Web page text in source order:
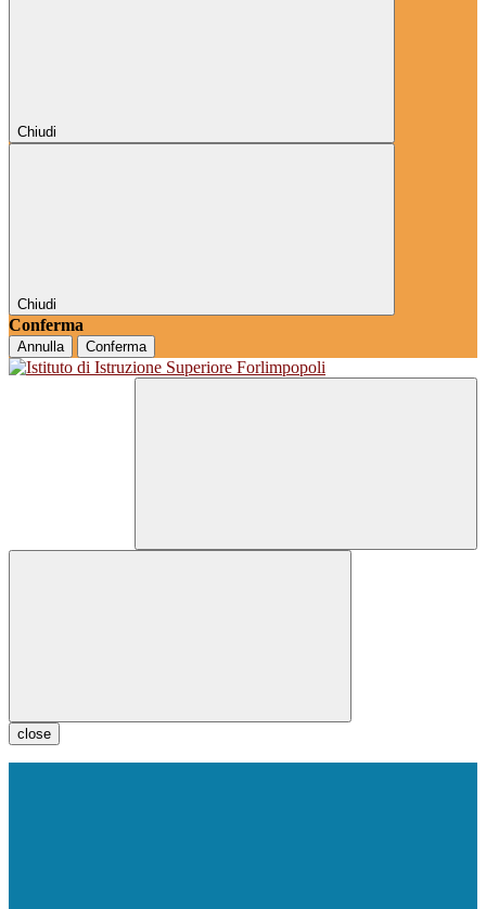
Chiudi
Chiudi
Conferma
Annulla Conferma
close